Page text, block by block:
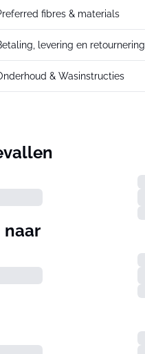
fibres & materials
levering en retournering
& Wasinstructies
naar